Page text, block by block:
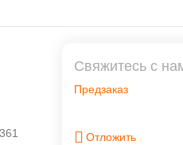
Свяжитесь с
Предзаказ
Отложить